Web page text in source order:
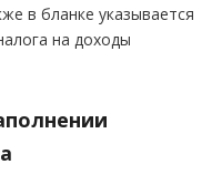
в бланке указывается
на доходы